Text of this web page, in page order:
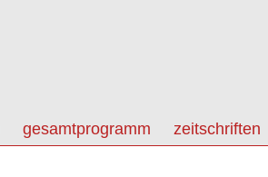
gesamtprogramm zeitschriften